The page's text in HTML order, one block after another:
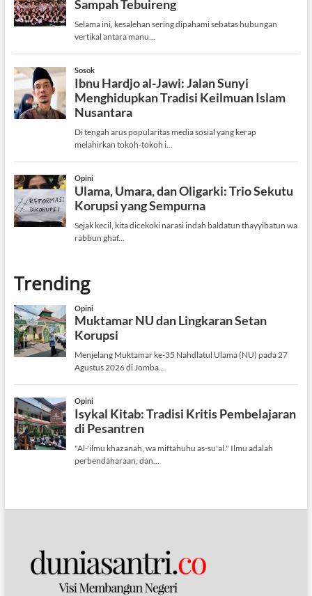
Trending